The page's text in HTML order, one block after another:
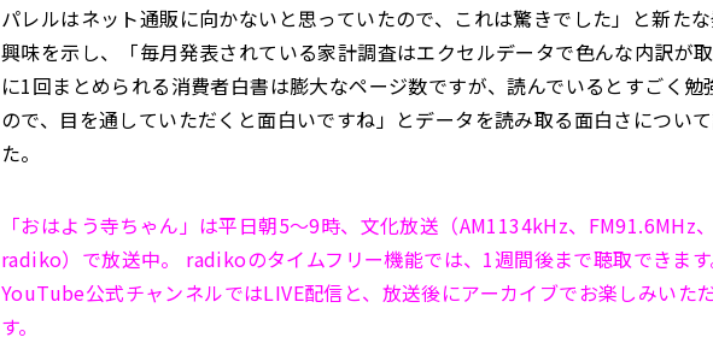
パレルはネット通販に向かないと思っていたので、これは驚きでした」と新た
興味を示し、「毎月発表されている家計調査はエクセルデータで色んな内訳が
に1回まとめられる消費者白書は膨大なページ数ですが、読んでいるとすごく勉
ので、目を通していただくと面白いですね」とデータを読み取る面白さについ
た。
「おはよう寺ちゃん」は平日朝5～9時、文化放送（AM1134kHz、FM91.6MHz、
radiko）で放送中。 radikoのタイムフリー機能では、1週間後まで聴取できます
YouTube公式チャンネルではLIVE配信と、放送後にアーカイブでお楽しみいた
す。